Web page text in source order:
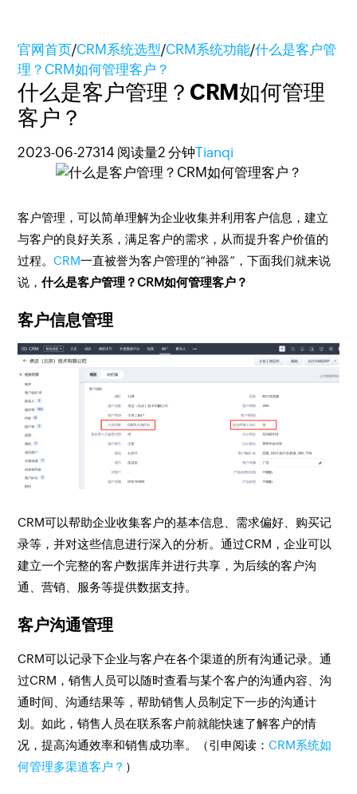
官网首页/CRM系统选型/CRM系统功能/什么是客户管
理？CRM如何管理客户？
什么是客户管理？CRM如何管理
客户？
2023-06-27314 阅读量2 分钟Tianqi
客户管理，可以简单理解为企业收集并利用客户信息，建立
与客户的良好关系，满足客户的需求，从而提升客户价值的
过程。CRM一直被誉为客户管理的“神器”，下面我们就来说
说，什么是客户管理？CRM如何管理客户？
客户信息管理
CRM可以帮助企业收集客户的基本信息、需求偏好、购买记
录等，并对这些信息进行深入的分析。通过CRM，企业可以
建立一个完整的客户数据库并进行共享，为后续的客户沟
通、营销、服务等提供数据支持。
客户沟通管理
CRM可以记录下企业与客户在各个渠道的所有沟通记录。通
过CRM，销售人员可以随时查看与某个客户的沟通内容、沟
通时间、沟通结果等，帮助销售人员制定下一步的沟通计
划。如此，销售人员在联系客户前就能快速了解客户的情
况，提高沟通效率和销售成功率。（引申阅读：CRM系统如
何管理多渠道客户？ ）